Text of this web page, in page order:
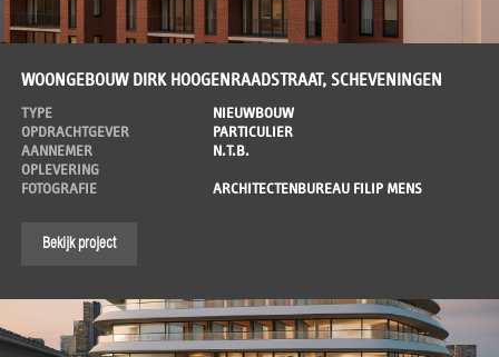
WOONGEBOUW DIRK HOOGENRAADSTRAAT, SCHEVENINGEN
TYPE
NIEUWBOUW
OPDRACHTGEVER
PARTICULIER
AANNEMER
N.T.B.
OPLEVERING
FOTOGRAFIE
ARCHITECTENBUREAU FILIP MENS
Bekijk project